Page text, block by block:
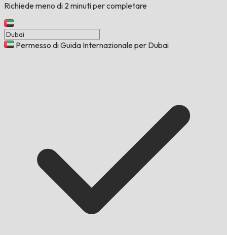
Richiede meno di 2 minuti per completare
Permesso di Guida Internazionale per Dubai